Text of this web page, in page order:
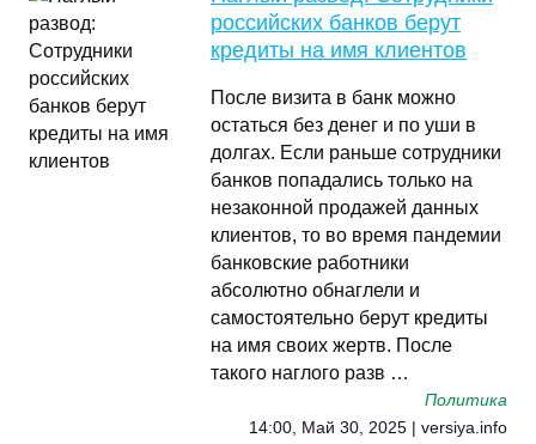
российских банков берут
кредиты на имя клиентов
После визита в банк можно
остаться без денег и по уши в
долгах. Если раньше сотрудники
банков попадались только на
незаконной продажей данных
клиентов, то во время пандемии
банковские работники
абсолютно обнаглели и
самостоятельно берут кредиты
на имя своих жертв. После
такого наглого разв …
Политика
14:00, Май 30, 2025 | versiya.info